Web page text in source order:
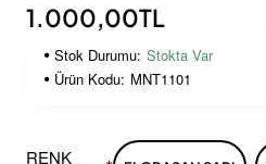
1.000,00TL
Stok Durumu: Stokta Var
Ürün Kodu: MNT1101
RENK